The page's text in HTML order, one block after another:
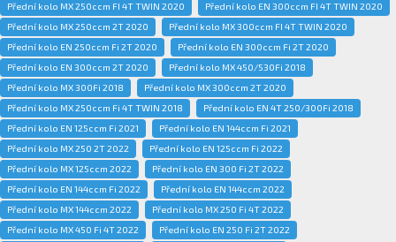
Přední kolo MX 250ccm FI 4T TWIN 2020
Přední kolo EN 300ccm FI 4T TWIN 2020
Přední kolo MX 250ccm 2T 2020
Přední kolo MX 300ccm FI 4T TWIN 2020
Přední kolo EN 250ccm Fi 2T 2020
Přední kolo EN 300ccm Fi 2T 2020
Přední kolo EN 300ccm 2T 2020
Přední kolo MX 450/530Fi 2018
Přední kolo MX 300Fi 2018
Přední kolo MX 300ccm 2T 2020
Přední kolo MX 250ccm Fi 4T TWIN 2018
Přední kolo EN 4T 250/300Fi 2018
Přední kolo EN 125ccm Fi 2021
Přední kolo EN 144ccm Fi 2021
Přední kolo MX 250 2T 2022
Přední kolo EN 125ccm Fi 2022
Přední kolo MX 125ccm 2022
Přední kolo EN 300 Fi 2T 2022
Přední kolo EN 144ccm Fi 2022
Přední kolo EN 144ccm 2022
Přední kolo MX 144ccm 2022
Přední kolo MX 250 Fi 4T 2022
Přední kolo MX 450 Fi 4T 2022
Přední kolo EN 250 Fi 2T 2022